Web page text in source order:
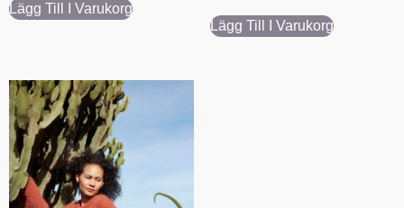
Lägg Till I Varukorg
Lägg Till I Varukorg